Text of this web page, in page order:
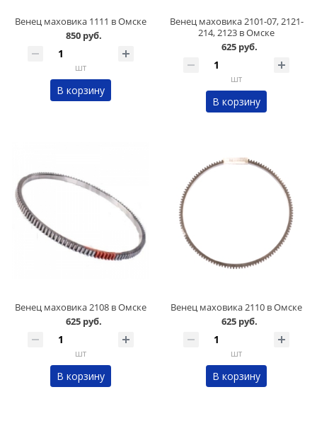
Венец маховика 1111 в Омске
850 руб.
шт
В корзину
Венец маховика 2101-07, 2121-
214, 2123 в Омске
625 руб.
шт
В корзину
Венец маховика 2108 в Омске
625 руб.
шт
В корзину
Венец маховика 2110 в Омске
625 руб.
шт
В корзину